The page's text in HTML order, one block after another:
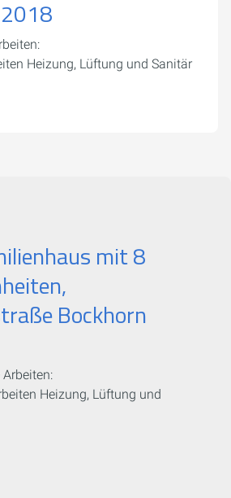
Heizung, Lüftung und Sanitär
mit 8
Bockhorn
Heizung, Lüftung und